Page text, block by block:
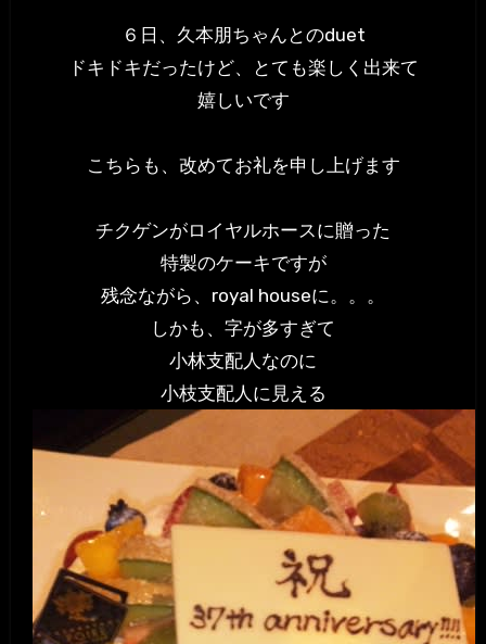
６日、久本朋ちゃんとのduet
ドキドキだったけど、とても楽しく出来て
嬉しいです
こちらも、改めてお礼を申し上げます
チクゲンがロイヤルホースに贈った
特製のケーキですが
残念ながら、royal houseに。。。
しかも、字が多すぎて
小林支配人なのに
小枝支配人に見える